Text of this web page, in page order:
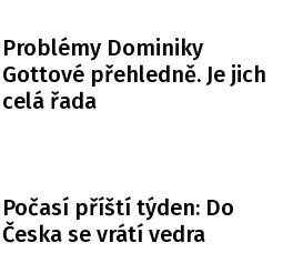
Problémy Dominiky
Gottové přehledně. Je jich
celá řada
Počasí příští týden: Do
Česka se vrátí vedra